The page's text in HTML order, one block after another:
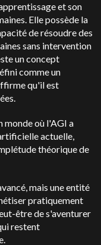
et son
Elle possède la
de résoudre des
sans intervention
un concept
comme un
qu'il est
monde où l'AGI a
actuelle,
théorique de
mais une entité
pratiquement
être de s'aventurer
restent